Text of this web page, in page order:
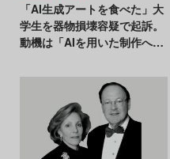
「AI生成アートを食べた」大
学生を器物損壊容疑で起訴。
動機は「AIを用いた制作への